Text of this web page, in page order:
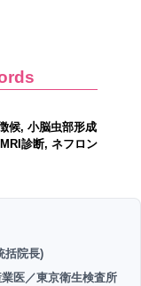
候, 小脳虫部形成
診断, ネフロン
括院長)
医／東京衛生検査所